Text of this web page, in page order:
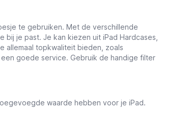
te gebruiken. Met de verschillende
je past. Je kan kiezen uit iPad Hardcases,
allemaal topkwaliteit bieden, zoals
goede service. Gebruik de handige filter
waarde hebben voor je iPad.